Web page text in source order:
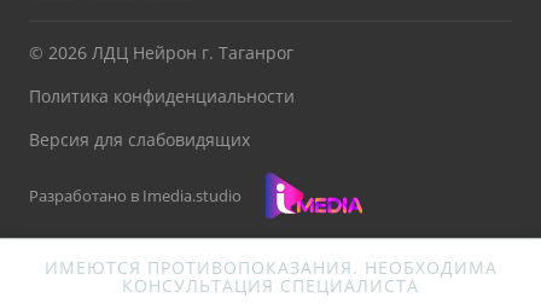
© 2026 ЛДЦ Нейрон г. Таганрог
Политика конфиденциальности
Версия для слабовидящих
Разработано в Imedia.studio
ИМЕЮТСЯ ПРОТИВОПОКАЗАНИЯ. НЕОБХОДИМА
КОНСУЛЬТАЦИЯ СПЕЦИАЛИСТА